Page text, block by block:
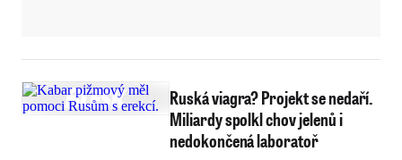
Ruská viagra? Projekt se nedaří.
Miliardy spolkl chov jelenů i
nedokončená laboratoř